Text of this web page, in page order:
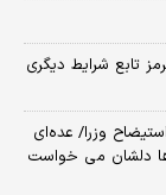
تابع شرایط دیگری
وزرا/ عده‌ای
دلشان می خواست